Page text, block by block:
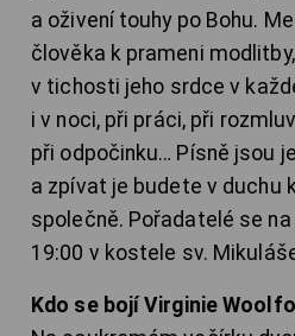
a oživení touhy po Bohu.
člověka k prameni
v tichosti jeho srdce v
i v noci, při práci, při
při odpočinku… Písně jsou
a zpívat je budete v duchu
společně. Pořadatelé se
19:00 v kostele sv.
Kdo se bojí Virginie